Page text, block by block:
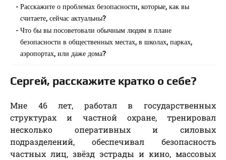
Расскажите о проблемах безопасности, которые, как вы
считаете, сейчас актуальны?
Что бы вы посоветовали обычным людям в плане
безопасности в общественных местах, в школах, парках,
аэропортах, или даже дома?
Сергей, расскажите кратко о себе?
Мне 46 лет, работал в государственных
структурах и частной охране, тренировал
несколько оперативных и силовых
подразделений, обеспечивал безопасность
частных лиц, звёзд эстрады и кино, массовых